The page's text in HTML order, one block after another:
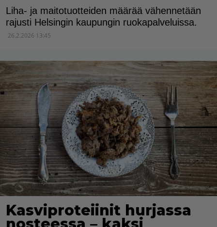
Liha- ja maitotuotteiden määrää vähennetään
rajusti Helsingin kaupungin ruokapalveluissa.
26.2.2026 13:45
Kasviproteiinit hurjassa